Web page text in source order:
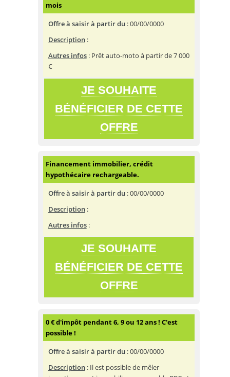
mois
Offre à saisir à partir du:00/00/0000
Description:
Autres infos: Prêt auto-moto à partir de 7 000
€
JE SOUHAITE
BÉNÉFICIER DE CETTE
OFFRE
Financement immobilier, crédit
hypothécaire rechargeable.
Offre à saisir à partir du:00/00/0000
Description:
Autres infos:
JE SOUHAITE
BÉNÉFICIER DE CETTE
OFFRE
0 € d'impôt pendant 6, 9 ou 12 ans ! C'est
possible !
Offre à saisir à partir du:00/00/0000
Description: Il est possible de mêler